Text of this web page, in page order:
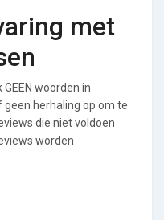
met
woorden in
herhaling op om te
die niet voldoen
worden